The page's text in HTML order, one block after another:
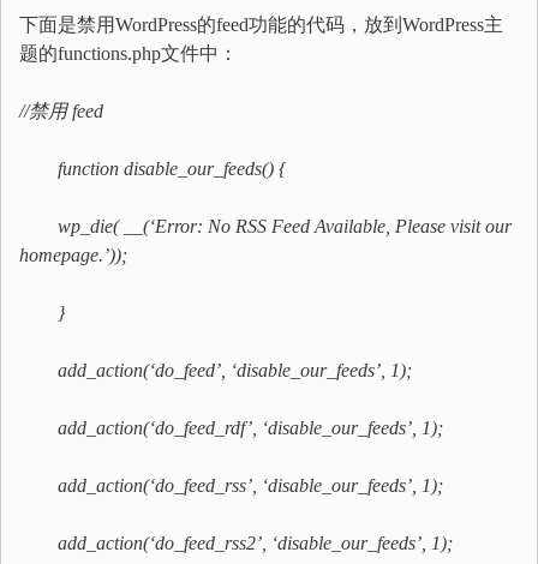
下面是禁用WordPress的feed功能的代码，放到WordPress主
题的functions.php文件中：
//禁用 feed
function disable_our_feeds() {
wp_die( __(‘Error: No RSS Feed Available, Please visit our
homepage.’));
}
add_action(‘do_feed’, ‘disable_our_feeds’, 1);
add_action(‘do_feed_rdf’, ‘disable_our_feeds’, 1);
add_action(‘do_feed_rss’, ‘disable_our_feeds’, 1);
add_action(‘do_feed_rss2’, ‘disable_our_feeds’, 1);